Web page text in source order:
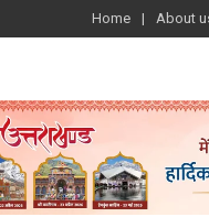
Home About